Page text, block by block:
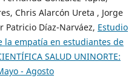
Chris Alarcón Ureta , Jorge
Patricio Díaz-Narváez, Estudio
la empatía en estudiantes de
SALUD UNINORTE:
- Agosto